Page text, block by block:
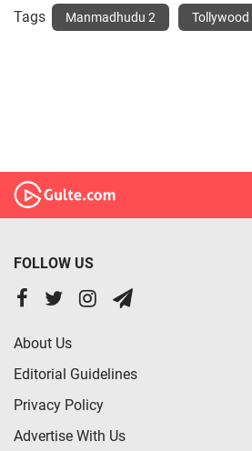
Tags Manmadhudu 2 Tollywood
FOLLOW US
About Us
Editorial Guidelines
Privacy Policy
Advertise With Us